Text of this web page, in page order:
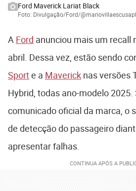
Ford Maverick Lariat Black
Foto: Divulgação/Ford/
A Ford anunciou mais um recall
abril. Dessa vez, estão sendo
Sporte a Maverick nas versões
Hybrid, todas ano-modelo 2025.
comunicado oficial da marca, o
de detecção do passageiro
apresentar falhas.